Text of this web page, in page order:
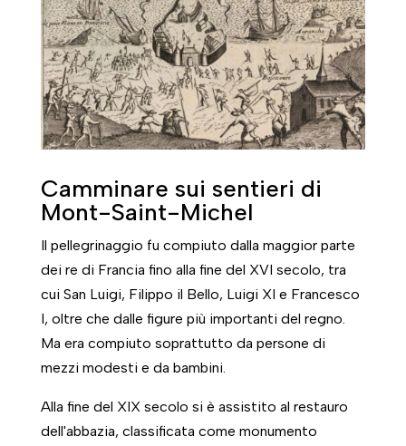
Camminare sui sentieri di
Mont-Saint-Michel
Il pellegrinaggio fu compiuto dalla maggior parte
dei re di Francia fino alla fine del XVI secolo, tra
cui San Luigi, Filippo il Bello, Luigi XI e Francesco
I, oltre che dalle figure più importanti del regno.
Ma era compiuto soprattutto da persone di
mezzi modesti e da bambini.
Alla fine del XIX secolo si è assistito al restauro
dell'abbazia, classificata come monumento